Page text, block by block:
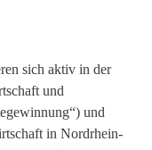
sich aktiv in der
und
und
in Nordrhein-